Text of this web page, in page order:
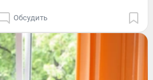
Обсудить